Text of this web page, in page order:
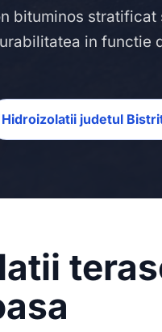
bituminos
in functie
Hidroizolatii judetul